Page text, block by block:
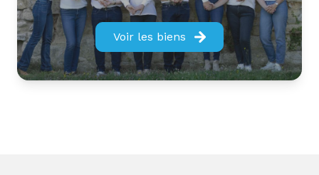
Voir les biens